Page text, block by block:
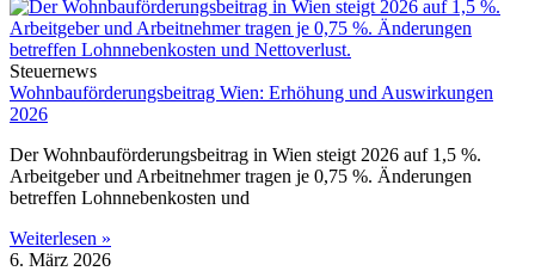
Steuernews
Wohnbauförderungsbeitrag Wien: Erhöhung und Auswirkungen
2026
Der Wohnbauförderungsbeitrag in Wien steigt 2026 auf 1,5 %.
Arbeitgeber und Arbeitnehmer tragen je 0,75 %. Änderungen
betreffen Lohnnebenkosten und
Weiterlesen »
6. März 2026